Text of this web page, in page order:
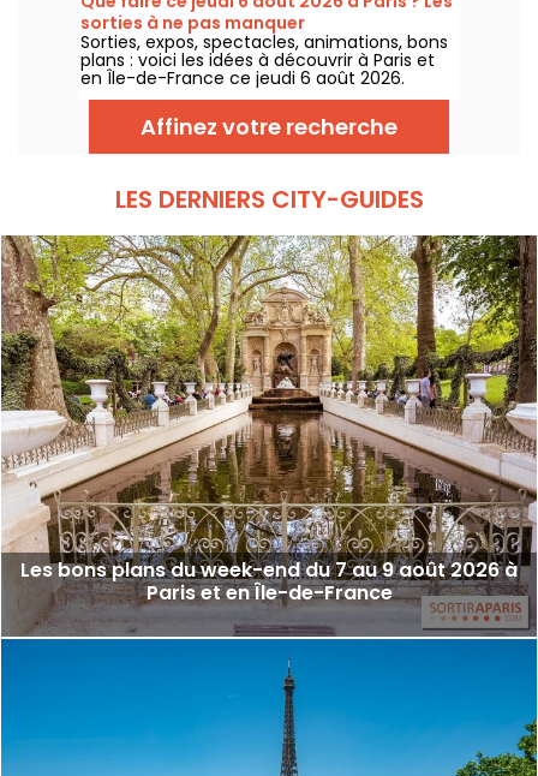
sorties à ne pas manquer
Sorties, expos, spectacles, animations, bons
plans : voici les idées à découvrir à Paris et
en Île-de-France ce jeudi 6 août 2026.
Affinez votre recherche
LES DERNIERS CITY-GUIDES
Les bons plans du week-end du 7 au 9 août 2026 à
Paris et en Île-de-France